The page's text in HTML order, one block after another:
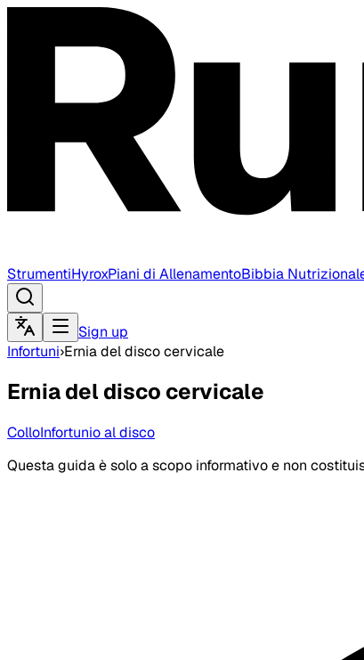
StrumentiHyroxPiani di AllenamentoBibbia
Sign up
Infortuni›Ernia del disco cervicale
Ernia del disco cervicale
ColloInfortunio al disco
Questa guida è solo a scopo informativo e non